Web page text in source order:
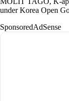
under Korea Open
SponsoredAdSense